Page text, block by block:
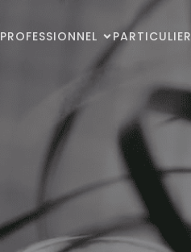
PROFESSIONNEL PARTICULIER